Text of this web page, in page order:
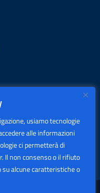
usiamo tecnologie
alle informazioni
ci permetterà di
Il non consenso o il rifiuto
alcune caratteristiche o